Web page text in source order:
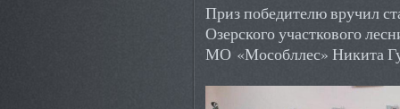
Приз победителю вручил
Озерского участкового
МО «Мособллес» Никита